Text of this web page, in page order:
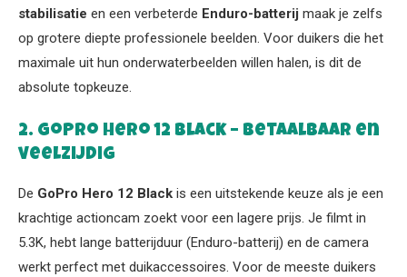
stabilisatie en een verbeterde Enduro-batterij maak je zelfs
op grotere diepte professionele beelden. Voor duikers die het
maximale uit hun onderwaterbeelden willen halen, is dit de
absolute topkeuze.
2. GoPro Hero 12 Black – betaalbaar en
veelzijdig
De GoPro Hero 12 Black is een uitstekende keuze als je een
krachtige actioncam zoekt voor een lagere prijs. Je filmt in
5.3K, hebt lange batterijduur (Enduro-batterij) en de camera
werkt perfect met duikaccessoires. Voor de meeste duikers